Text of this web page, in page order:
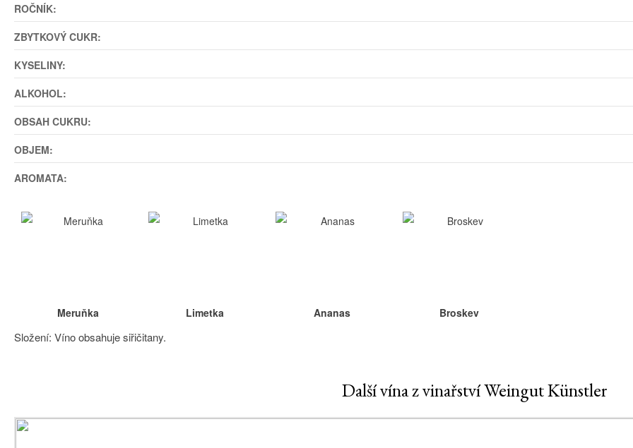
ROČNÍK:
ZBYTKOVÝ CUKR:
KYSELINY:
ALKOHOL:
OBSAH CUKRU:
OBJEM:
AROMATA:
Meruňka Limetka Ananas Broskev
Složení: Víno obsahuje siřičitany.
Další vína z vinařství Weingut Künstler